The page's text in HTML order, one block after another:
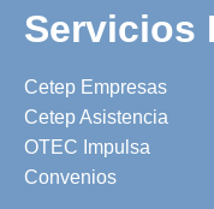
Servicios
Cetep Empresas
Cetep Asistencia
OTEC Impulsa
Convenios